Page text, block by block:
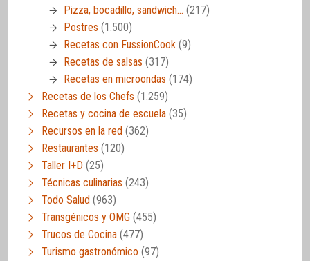
Pizza, bocadillo, sandwich… (217)
Postres (1.500)
Recetas con FussionCook (9)
Recetas de salsas (317)
Recetas en microondas (174)
Recetas de los Chefs (1.259)
Recetas y cocina de escuela (35)
Recursos en la red (362)
Restaurantes (120)
Taller I+D (25)
Técnicas culinarias (243)
Todo Salud (963)
Transgénicos y OMG (455)
Trucos de Cocina (477)
Turismo gastronómico (97)